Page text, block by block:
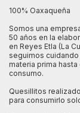
100% Oaxaqueña
Somos una
50 años en la
en Reyes Etla (La
seguimos
materia prima
consumo.
Quesillitos
para consumirlo